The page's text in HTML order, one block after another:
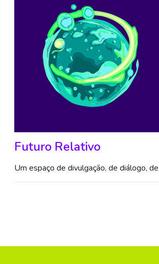
Futuro Relativo
Um espaço de divulgação, de diálogo,